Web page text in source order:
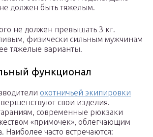
должен быть тяжелым.
не должен превышать 3 кг.
физически сильным мужчинам
тяжелые варианты.
функционал
охотничьей экипировки
свои изделия.
современные рюкзаки
«примочек», облегчающим
Наиболее часто встречаются: